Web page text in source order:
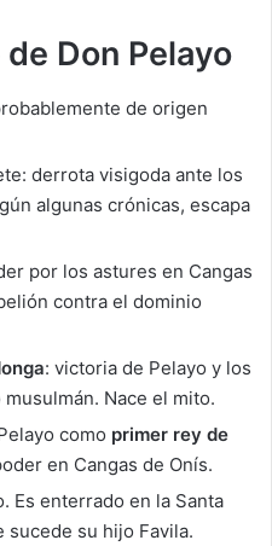
Don Pelayo
de origen
derrota visigoda ante los
algunas crónicas, escapa
por los astures en Cangas
contra el dominio
: victoria de Pelayo y los
Nace el mito.
como primer rey de
en Cangas de Onís.
Es enterrado en la Santa
sucede su hijo Favila.